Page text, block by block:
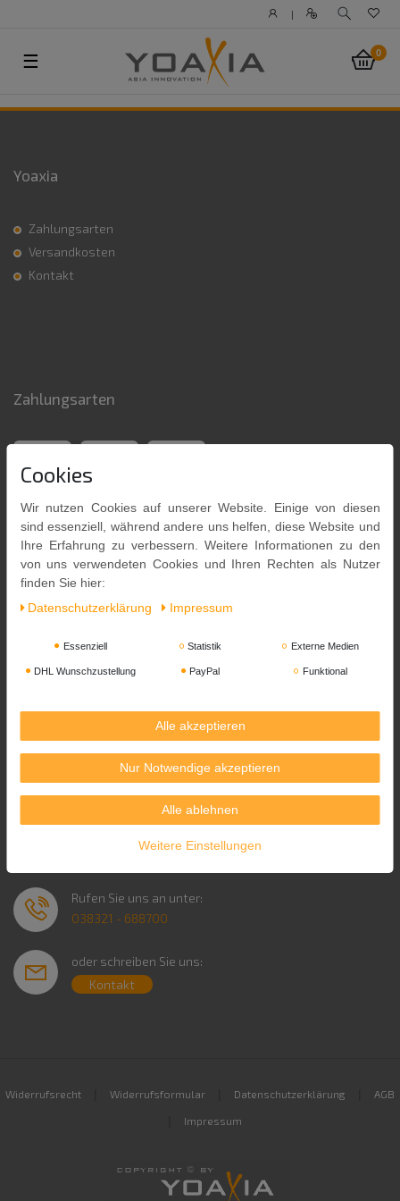
|
0
☰
Yoaxia
Zahlungsarten
Versandkosten
Kontakt
Zahlungsarten
Rufen Sie uns an unter:
038321 - 688700
oder schreiben Sie uns:
Kontakt
Widerrufsrecht Widerrufsformular Datenschutzerklärung AGB
Impressum
Cookies
Wir nutzen Cookies auf unserer Website. Einige von diesen
sind essenziell, während andere uns helfen, diese Website und
Ihre Erfahrung zu verbessern. Weitere Informationen zu den
von uns verwendeten Cookies und Ihren Rechten als Nutzer
finden Sie hier:
Daten­schutz­erklärung
Impressum
Essenziell Statistik Externe Medien
DHL Wunschzustellung PayPal Funktional
Alle akzeptieren
Nur Notwendige akzeptieren
Alle ablehnen
Weitere Einstellungen